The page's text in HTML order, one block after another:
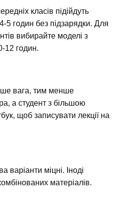
класів підійдуть
5 годин без підзарядки. Для
вибирайте моделі з
12 годин.
вага, тим менше
а студент з більшою
щоб записувати лекції на
варіанти міцні. Іноді
матеріалів.